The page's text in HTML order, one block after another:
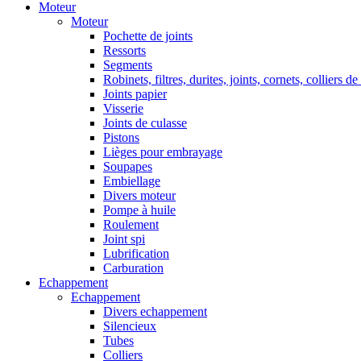
Moteur
Moteur
Pochette de joints
Ressorts
Segments
Robinets, filtres, durites, joints, cornets, colliers de
Joints papier
Visserie
Joints de culasse
Pistons
Lièges pour embrayage
Soupapes
Embiellage
Divers moteur
Pompe à huile
Roulement
Joint spi
Lubrification
Carburation
Echappement
Echappement
Divers echappement
Silencieux
Tubes
Colliers